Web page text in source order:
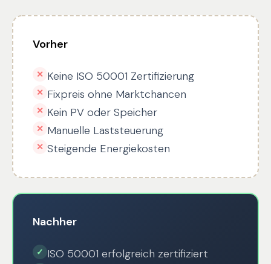
Vorher
✕ Keine ISO 50001 Zertifizierung
✕ Fixpreis ohne Marktchancen
✕ Kein PV oder Speicher
✕ Manuelle Laststeuerung
✕ Steigende Energiekosten
Nachher
✓ ISO 50001 erfolgreich zertifiziert